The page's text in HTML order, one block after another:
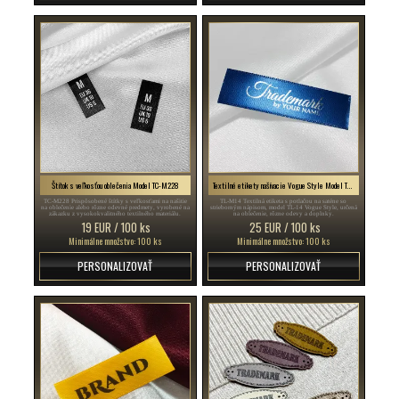
Štítok s veľkosťou oblečenia Model TC-M228
TC-M228 Prispôsobené štítky s veľkosťami na našitie
na oblečenie alebo rôzne odevné predmety, vyrobené na
zákazku z vysokokvalitného textilného materiálu.
19 EUR / 100 ks
Minimálne množstvo: 100 ks
PERSONALIZOVAŤ
Textilné etikety našívacie Vogue Style Model TL-M14
TL-M14 Textilná etiketa s potlačou na saténe so
strieborným nápisom, model TL-14 Vogue Style, určená
na oblečenie, rôzne odevy a doplnky.
25 EUR / 100 ks
Minimálne množstvo: 100 ks
PERSONALIZOVAŤ